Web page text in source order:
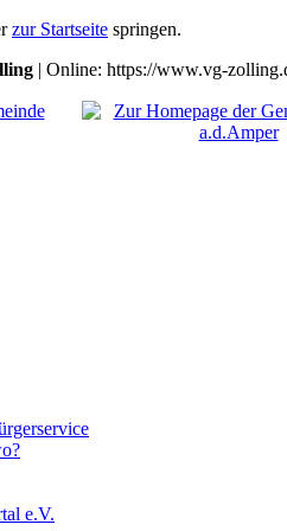
zur Startseite springen.
| Online: https://www.vg-
e.V.